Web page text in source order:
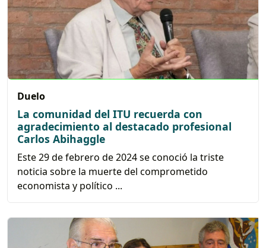
Duelo
La comunidad del ITU recuerda con
agradecimiento al destacado profesional
Carlos Abihaggle
Este 29 de febrero de 2024 se conoció la triste
noticia sobre la muerte del comprometido
economista y político ...